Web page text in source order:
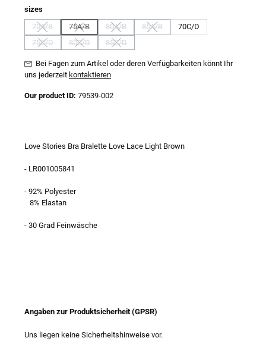
sizesauswählen
70A/B
(Diese Option ist zurzeit nicht verfügbar.)
75A/B
(Diese Option ist zurzeit nicht verfügbar.)
80A/B
(Diese Option ist zurzeit nicht verfügbar.)
85A/B
(Diese Option ist zurzeit nicht
70C/D
75C/D
(Diese Option ist zurzeit nicht verfügbar.)
80C/D
(Diese Option ist zurzeit nicht verfügbar.)
85C/D
(Diese Option ist zurzeit nicht verfügbar.)
Bei Fagen zum Artikel oder deren Verfügbarkeiten könnt Ihr
uns jederzeit kontaktieren
Our product ID: 79539-002
Love Stories Bra Bralette Love Lace Light Brown
- LR001005841
- 92% Polyester
8% Elastan
- 30 Grad Feinwäsche
Angaben zur Produktsicherheit (GPSR)
Uns liegen keine Sicherheitshinweise vor.